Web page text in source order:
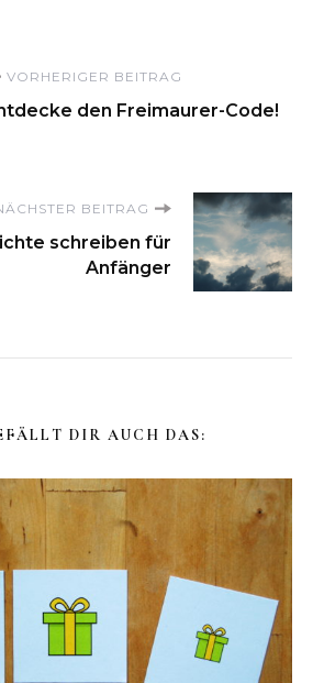
VORHERIGER BEITRAG
den Freimaurer-Code!
BEITRAG
schreiben für
Anfänger
DIR AUCH DAS: